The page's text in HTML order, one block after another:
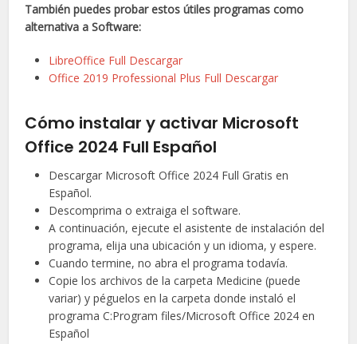
También puedes probar estos útiles programas como
alternativa a Software:
LibreOffice Full Descargar
Office 2019 Professional Plus Full Descargar
Cómo instalar y activar Microsoft
Office 2024 Full Español
Descargar Microsoft Office 2024 Full Gratis en
Español.
Descomprima o extraiga el software.
A continuación, ejecute el asistente de instalación del
programa, elija una ubicación y un idioma, y espere.
Cuando termine, no abra el programa todavía.
Copie los archivos de la carpeta Medicine (puede
variar) y péguelos en la carpeta donde instaló el
programa C:Program files/Microsoft Office 2024 en
Español